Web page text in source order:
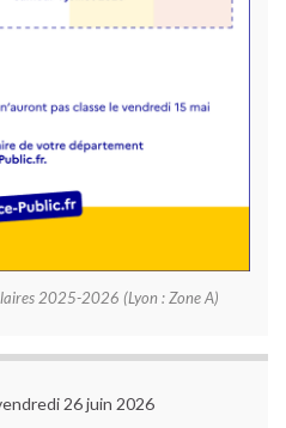
2025-2026 (Lyon : Zone A)
26 juin 2026